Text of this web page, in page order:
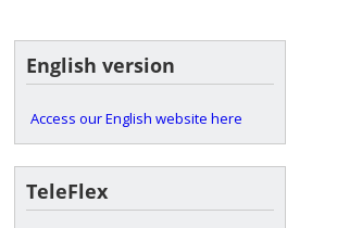
English version
Access our English website here
TeleFlex